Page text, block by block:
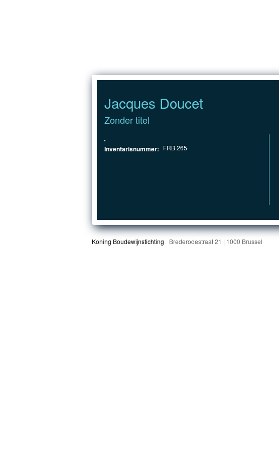
Jacques Doucet
Zonder titel
Inventarisnummer: FRB 265
Koning Boudewijnstichting Brederodestraat 21 | 1000 Brussel